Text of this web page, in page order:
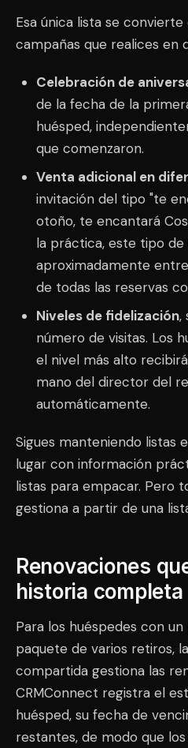
Esa única lista se
campañas que realices en
Celebración de
de la fecha de la
huésped,
que comenzaron.
Venta adicional en
invitación del tipo "te
otoño, te encantará
la práctica, este tipo
aproximadamente
de todas las reservas
Niveles de fidelización,
número de visitas. Los
el nivel más alto
mano del director del
automáticamente.
Sigues manteniendo listas
lugar con información
listas para empacar. Pero
gestiona a partir de una
Renovaciones
historia completa
Para los huéspedes con un
paquete de varios retiros,
compartida gestiona las
CRMConnect registra el
huésped, su fecha de
restantes, de modo que